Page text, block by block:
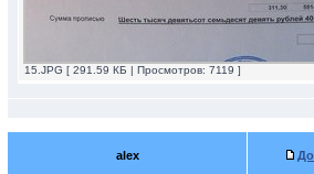
15.JPG [ 291.59 КБ | Просмотров: 7119 ]
alex